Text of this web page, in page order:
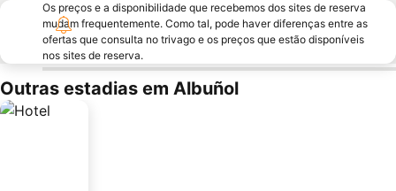
Os preços e a disponibilidade que recebemos dos sites de reserva
mudam frequentemente. Como tal, pode haver diferenças entre as
ofertas que consulta no trivago e os preços que estão disponíveis
nos sites de reserva.
Outras estadias em Albuñol